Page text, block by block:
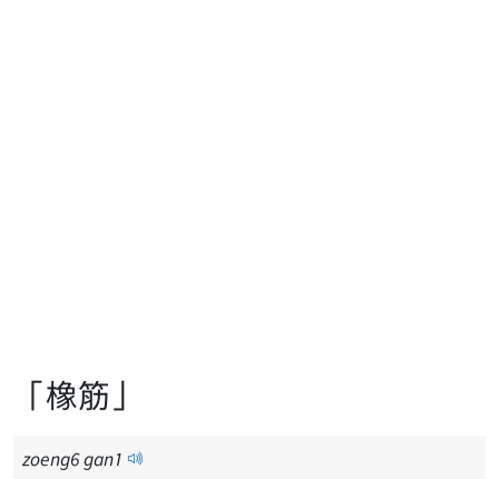
「橡筋」
zoeng6gan1